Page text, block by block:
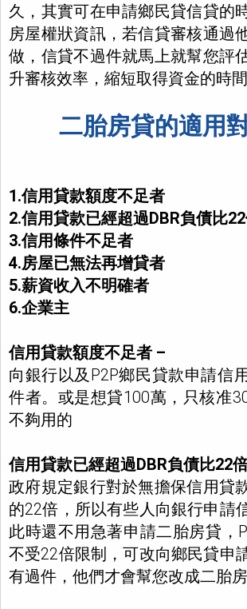
久，其實可在申請鄉民貸信貸的
房屋權狀資訊，若信貸審核通過
做，信貸不過件就馬上就幫您評
升審核效率，縮短取得資金的時間
二胎房貸的適用
1.信用貸款額度不足者
2.信用貸款已經超過DBR負債比
3.信用條件不足者
4.房屋已無法再增貸者
5.薪資收入不明確者
6.企業主
信用貸款額度不足者 –
向銀行以及P2P鄉民貸款申請信
件者。或是想貸100萬，只核准
不夠用的
信用貸款已經超過DBR負債比22
政府規定銀行對於無擔保信用貸
的22倍，所以有些人向銀行申請
此時還不用急著申請二胎房貸，
不受22倍限制，可改向鄉民貸申
有過件，他們才會幫您改成二胎房